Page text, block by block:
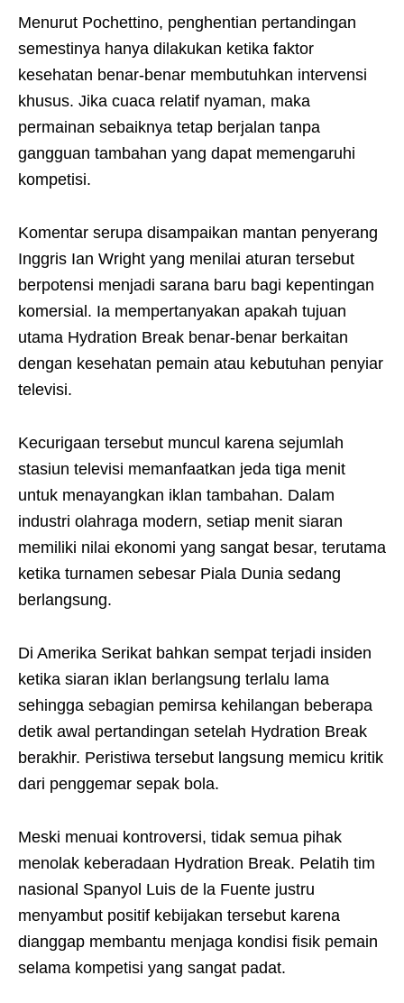
Menurut Pochettino, penghentian pertandingan
semestinya hanya dilakukan ketika faktor
kesehatan benar-benar membutuhkan intervensi
khusus. Jika cuaca relatif nyaman, maka
permainan sebaiknya tetap berjalan tanpa
gangguan tambahan yang dapat memengaruhi
kompetisi.
Komentar serupa disampaikan mantan penyerang
Inggris Ian Wright yang menilai aturan tersebut
berpotensi menjadi sarana baru bagi kepentingan
komersial. Ia mempertanyakan apakah tujuan
utama Hydration Break benar-benar berkaitan
dengan kesehatan pemain atau kebutuhan penyiar
televisi.
Kecurigaan tersebut muncul karena sejumlah
stasiun televisi memanfaatkan jeda tiga menit
untuk menayangkan iklan tambahan. Dalam
industri olahraga modern, setiap menit siaran
memiliki nilai ekonomi yang sangat besar, terutama
ketika turnamen sebesar Piala Dunia sedang
berlangsung.
Di Amerika Serikat bahkan sempat terjadi insiden
ketika siaran iklan berlangsung terlalu lama
sehingga sebagian pemirsa kehilangan beberapa
detik awal pertandingan setelah Hydration Break
berakhir. Peristiwa tersebut langsung memicu kritik
dari penggemar sepak bola.
Meski menuai kontroversi, tidak semua pihak
menolak keberadaan Hydration Break. Pelatih tim
nasional Spanyol Luis de la Fuente justru
menyambut positif kebijakan tersebut karena
dianggap membantu menjaga kondisi fisik pemain
selama kompetisi yang sangat padat.